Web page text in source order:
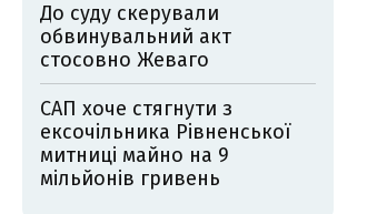
До суду скерували
обвинувальний акт
стосовно Жеваго
САП хоче стягнути з
ексочільника Рівненської
митниці майно на 9
мільйонів гривень